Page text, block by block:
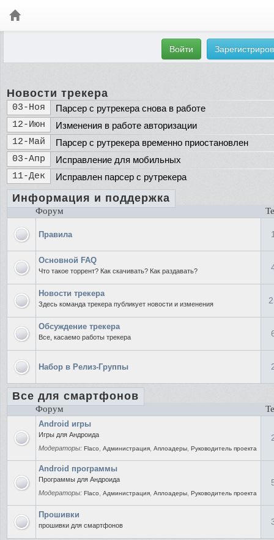
Войти
Новости трекера
03-Ноя
Парсер с рутрекера снова в работе
12-Июн
Изменения в работе авторизации
12-Май
Парсер с рутрекера временно приостановлен
03-Апр
Исправление для мобильных
11-Дек
Исправлен парсер с рутрекера
Информация и поддержка
Форум
Правила
Основной FAQ
Что такое торрент? Как скачивать? Как раздавать?
Новости трекера
Здесь команда трекера публикует новости и изменения
Обсуждение трекера
Все, касаемо работы трекера
Набор в Релиз-Группы
Все для смартфонов
Форум
Android игры
Игры для Андроида
Модераторы: Flaco Администрация Аплоадеры Руководитель проекта
Android программы
Программы для Андроида
Модераторы: Flaco Администрация Аплоадеры Руководитель проекта
Прошивки
прошивки для смартфонов